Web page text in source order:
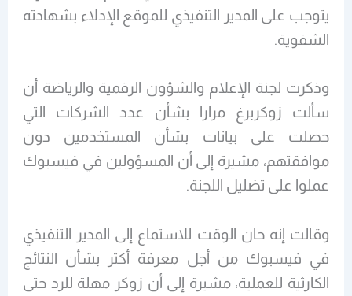
يتوجب على المدير التنفيذي للموقع الإدلاء بشهادته
الشفوية.
وذكرت لجنة الإعلام والشؤون الرقمية والرياضة أن
سألت زوكربرغ مرارا بشأن عدد الشركات التي
حصلت على بيانات بشأن المستخدمين دون
موافقتهم، مشيرة إلى أن المسؤولين في فيسبوك
عملوا على تضليل اللجنة.
وقالت إنه حان الوقت للاستماع إلى المدير التنفيذي
في فيسبوك من أجل معرفة أكثر بشأن النتائج
الكارثية للعملية، مشيرة إلى أن زوكر مهلة للرد حتى